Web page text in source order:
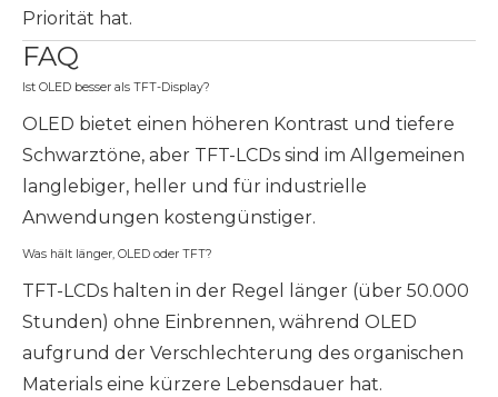
Priorität hat.
FAQ
Ist OLED besser als TFT-Display?
OLED bietet einen höheren Kontrast und tiefere
Schwarztöne, aber TFT-LCDs sind im Allgemeinen
langlebiger, heller und für industrielle
Anwendungen kostengünstiger.
Was hält länger, OLED oder TFT?
TFT-LCDs halten in der Regel länger (über 50.000
Stunden) ohne Einbrennen, während OLED
aufgrund der Verschlechterung des organischen
Materials eine kürzere Lebensdauer hat.